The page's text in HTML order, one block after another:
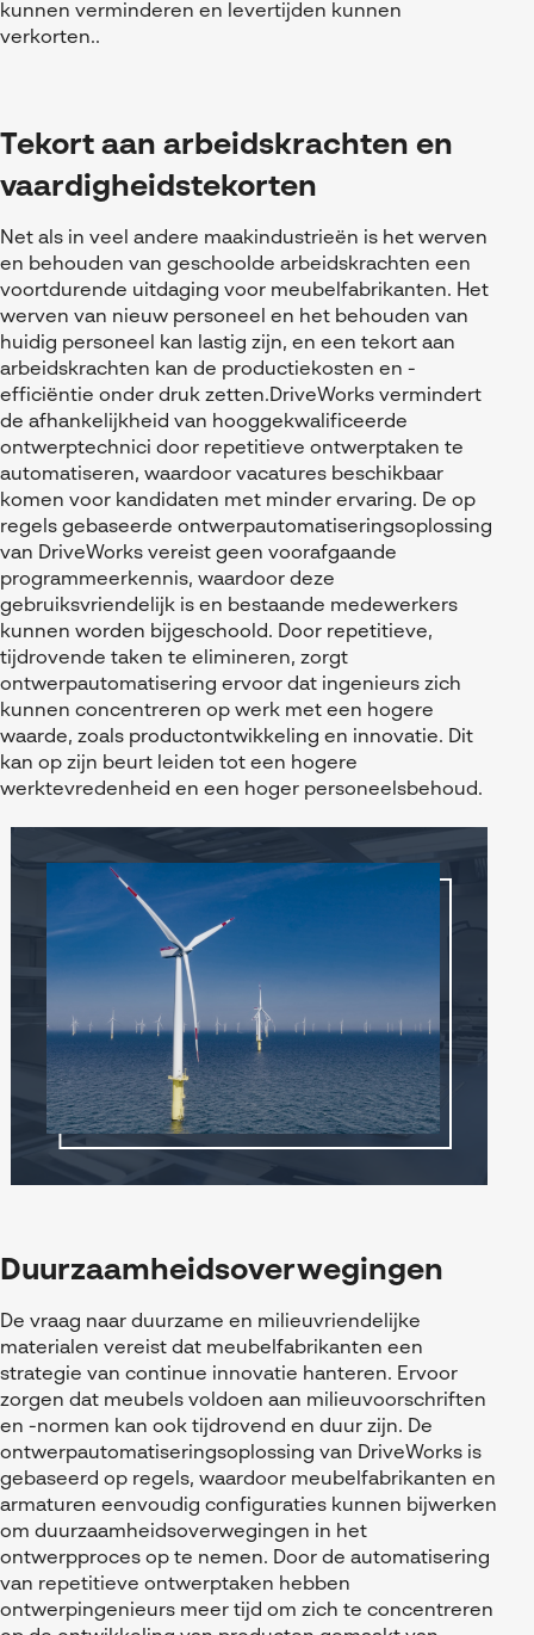
kunnen verminderen en levertijden kunnen
verkorten..
Tekort aan arbeidskrachten en
vaardigheidstekorten
Net als in veel andere maakindustrieën is het werven
en behouden van geschoolde arbeidskrachten een
voortdurende uitdaging voor meubelfabrikanten. Het
werven van nieuw personeel en het behouden van
huidig personeel kan lastig zijn, en een tekort aan
arbeidskrachten kan de productiekosten en -
efficiëntie onder druk zetten.DriveWorks vermindert
de afhankelijkheid van hooggekwalificeerde
ontwerptechnici door repetitieve ontwerptaken te
automatiseren, waardoor vacatures beschikbaar
komen voor kandidaten met minder ervaring. De op
regels gebaseerde ontwerpautomatiseringsoplossing
van DriveWorks vereist geen voorafgaande
programmeerkennis, waardoor deze
gebruiksvriendelijk is en bestaande medewerkers
kunnen worden bijgeschoold. Door repetitieve,
tijdrovende taken te elimineren, zorgt
ontwerpautomatisering ervoor dat ingenieurs zich
kunnen concentreren op werk met een hogere
waarde, zoals productontwikkeling en innovatie. Dit
kan op zijn beurt leiden tot een hogere
werktevredenheid en een hoger personeelsbehoud.
Duurzaamheidsoverwegingen
De vraag naar duurzame en milieuvriendelijke
materialen vereist dat meubelfabrikanten een
strategie van continue innovatie hanteren. Ervoor
zorgen dat meubels voldoen aan milieuvoorschriften
en -normen kan ook tijdrovend en duur zijn. De
ontwerpautomatiseringsoplossing van DriveWorks is
gebaseerd op regels, waardoor meubelfabrikanten en
armaturen eenvoudig configuraties kunnen bijwerken
om duurzaamheidsoverwegingen in het
ontwerpproces op te nemen. Door de automatisering
van repetitieve ontwerptaken hebben
ontwerpingenieurs meer tijd om zich te concentreren